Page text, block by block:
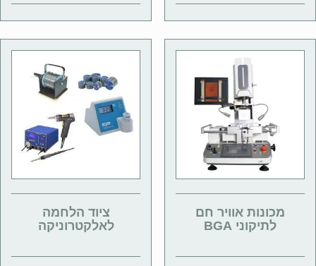
מכונות אוויר חם
לתיקוני BGA
ציוד הלחמה
לאלקטרוניקה